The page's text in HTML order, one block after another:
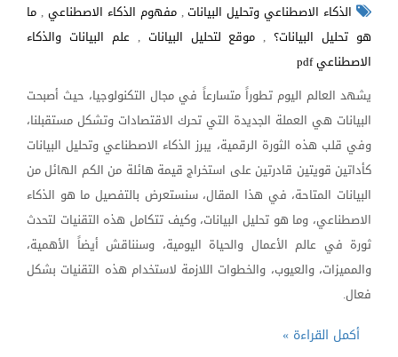
الذكاء الاصطناعي وتحليل البيانات,مفهوم الذكاء الاصطناعي , ما
هو تحليل البيانات؟, موقع لتحليل البيانات ,علم البيانات والذكاء
الاصطناعي pdf
يشهد العالم اليوم تطوراً متسارعاً في مجال التكنولوجيا، حيث أصبحت
البيانات هي العملة الجديدة التي تحرك الاقتصادات وتشكل مستقبلنا،
وفي قلب هذه الثورة الرقمية، يبرز الذكاء الاصطناعي وتحليل البيانات
كأداتين قويتين قادرتين على استخراج قيمة هائلة من الكم الهائل من
البيانات المتاحة، في هذا المقال، سنستعرض بالتفصيل ما هو الذكاء
الاصطناعي، وما هو تحليل البيانات، وكيف تتكامل هذه التقنيات لتحدث
ثورة في عالم الأعمال والحياة اليومية، وسنناقش أيضاً الأهمية،
والمميزات، والعيوب، والخطوات اللازمة لاستخدام هذه التقنيات بشكل
فعال.
أكمل القراءة »